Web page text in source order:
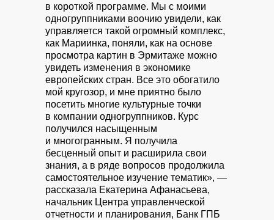
в короткой программе. Мы с моими
одногруппниками воочию увидели, как
управляется такой огромный комплекс,
как Мариинка, поняли, как на основе
просмотра картин в Эрмитаже можно
увидеть изменения в экономике
европейских стран. Все это обогатило
мой кругозор, и мне приятно было
посетить многие культурные точки
в компании одногруппников. Курс
получился насыщенным
и многогранным. Я получила
бесценный опыт и расширила свои
знания, а в ряде вопросов продолжила
самостоятельное изучение тематик», —
рассказала Екатерина Афанасьева,
начальник Центра управленческой
отчетности и планирования, Банк ГПБ